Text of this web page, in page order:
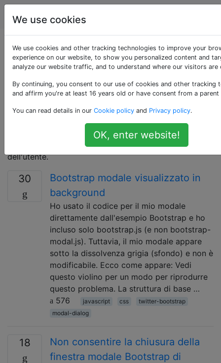
Programmazione
Domande taggate
«modal-dialog»
Si riferisce a una finestra di dialogo grafica utilizzata
per visualizzare informazioni importanti per l'utente.
Queste finestre di dialogo vengono visualizzate sopra
tutti gli altri contenuti, bloccando il flusso
dell'applicazione finché non viene ricevuto l'input
dell'utente.
30
Bootstrap modale visualizzato in
background
Ho usato il codice per il mio modale
direttamente dall'esempio Bootstrap e ho
incluso solo bootstrap.js (e non bootstrap-
modal.js). Tuttavia, il mio modale appare
sotto la dissolvenza grigia (sfondo) e non è
modificabile. Ecco come appare: Vedi
questo violino per un modo per riprodurre
questo problema. La struttura di base …
576
javascript css
twitter-bootstrap
modal-dialog
18
Non consentire la chiusura della
finestra modale Bootstrap di
We use cookies
We use cookies and other tracking technologies to improve your
experience on our website, to show you personalized content and
analyze our website traffic, and to understand where our visitors are
By continuing, you consent to our use of cookies and other tracking
and affirm you're at least 16 years old or have consent from a parent
You can read details in our Cookie policy and Privacy policy.
OK, enter website!